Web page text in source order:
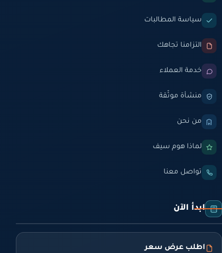
سياسة المطالبات
التزامنا تجاهك
خدمة العملاء
منشأة موثّقة
من نحن
لماذا هوم سيف
تواصل معنا
ابدأ الآن
اطلب عرض سعر